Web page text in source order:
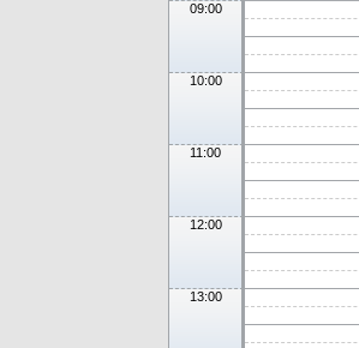
09:00
10:00
11:00
12:00
13:00